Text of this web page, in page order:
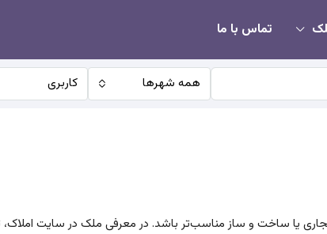
تماس با ما
همه شهرها کاربری
یا ساخت و ساز مناسب‌تر باشد. در معرفی ملک در سایت